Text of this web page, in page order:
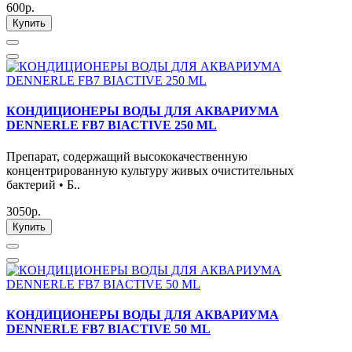
600р.
Купить
КОНДИЦИОНЕРЫ ВОДЫ ДЛЯ АКВАРИУМА
DENNERLE FB7 BIACTIVE 250 ML
Препарат, содержащий высококачественную
концентрированную культуру живых очистительных
бактерий • Б..
3050р.
Купить
КОНДИЦИОНЕРЫ ВОДЫ ДЛЯ АКВАРИУМА
DENNERLE FB7 BIACTIVE 50 ML